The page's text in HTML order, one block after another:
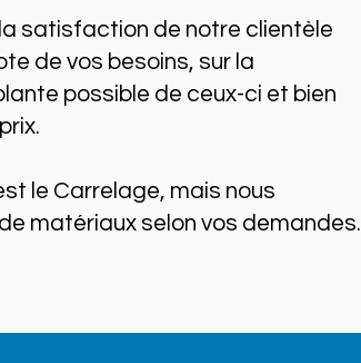
satisfaction de notre clientèle
de vos besoins, sur la
possible de ceux-ci et bien
le Carrelage, mais nous
matériaux selon vos demandes.